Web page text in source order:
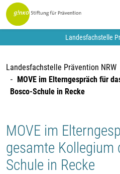
Landesfachstelle
Landesfachstelle Prävention NRW
MOVE im Elterngespräch für
Bosco-Schule in Recke
MOVE im
gesamte Kollegium
Schule in Recke